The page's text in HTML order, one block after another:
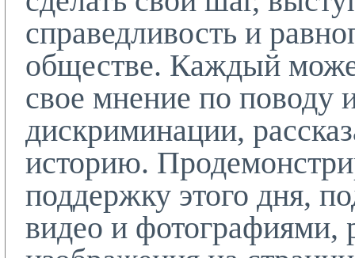
справедливость и
обществе. Каждый
свое мнение по поводу
дискриминации,
историю.
поддержку этого дня,
видео и фотографиями,